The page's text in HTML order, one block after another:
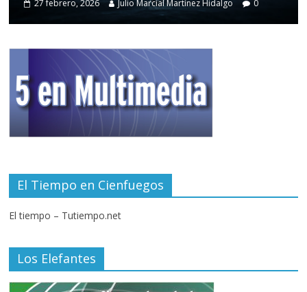
27 febrero, 2026 Julio Marcial Martínez Hidalgo 0
El Tiempo en Cienfuegos
El tiempo – Tutiempo.net
Los Elefantes